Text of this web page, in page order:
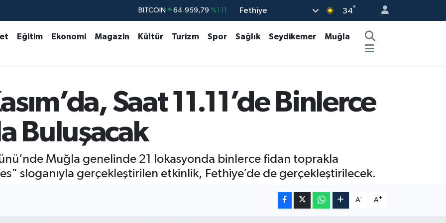
BITCOIN 64.959,79 %1.11
BİST100
Fethiye 34°
Eğitim Ekonomi Magazin Kültür Turizm Spor Sağlık Seydikemer
Muğla
Saat 11.11’de Binlerce
Buluşacak
Muğla genelinde 21 lokasyonda binlerce fidan toprakla
sloganıyla gerçekleştirilen etkinlik, Fethiye’de de gerçekleştirilecek.
A- A+